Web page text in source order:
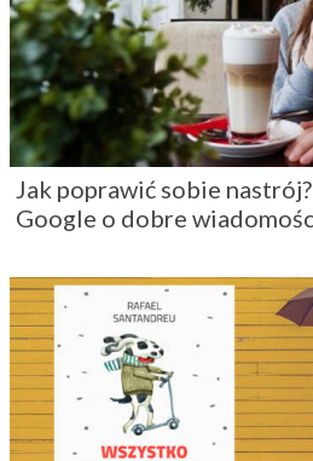
Jak poprawić sobie
Google o dobre